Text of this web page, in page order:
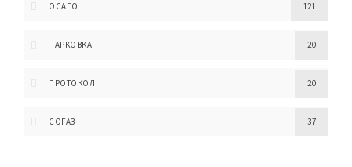
ОСАГО 121
ПАРКОВКА 20
ПРОТОКОЛ 20
СОГАЗ 37